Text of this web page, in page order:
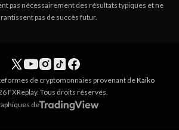
pas nécessairement des résultats typiques et ne
pas de succès futur.
de cryptomonnaies provenant deKaiko
FXReplay. Tous droits réservés.
de